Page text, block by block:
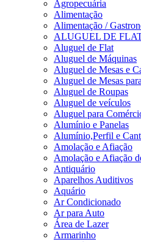
Agropecuária
Alimentação
Alimentação /
ALUGUEL DE
Aluguel de Flat
Aluguel de Máquinas
Aluguel de Mesas e
Aluguel de Mesas
Aluguel de Roupas
Aluguel de veículos
Aluguel para
Alumínio e Panelas
Alumínio,Perfil e
Amolação e Afiação
Amolação e Afiação
Antiquário
Aparelhos Auditivos
Aquário
Ar Condicionado
Ar para Auto
Área de Lazer
Armarinho